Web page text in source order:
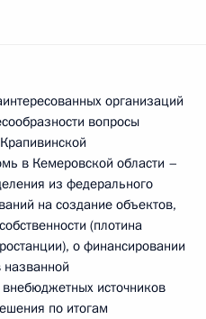
организаций
вопросы
в Кемеровской области –
из федерального
на создание объектов,
(плотина
о финансировании
названной
внебюджетных источников
по итогам